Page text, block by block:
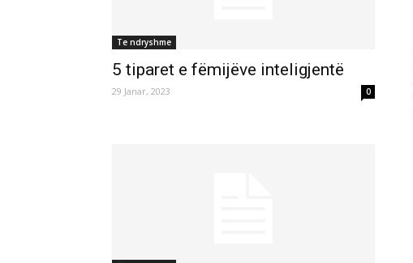
Te ndryshme
5 tiparet e fëmijëve inteligjentë
29 Janar, 2023 0